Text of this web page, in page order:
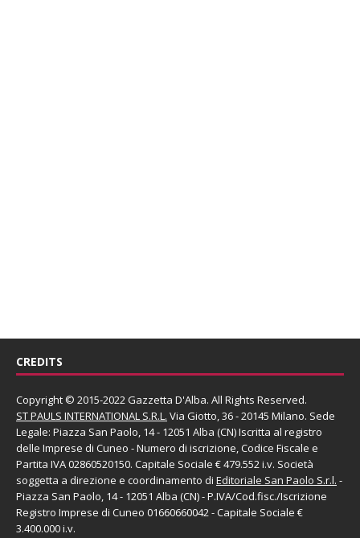
CREDITS
Copyright © 2015-2022 Gazzetta D'Alba. All Rights Reserved.
ST PAULS INTERNATIONAL S.R.L. Via Giotto, 36 - 20145 Milano. Sede
Legale: Piazza San Paolo, 14 - 12051 Alba (CN) Iscritta al registro
delle Imprese di Cuneo - Numero di iscrizione, Codice Fiscale e
Partita IVA 02860520150. Capitale Sociale € 479.552 i.v. Società
soggetta a direzione e coordinamento di Editoriale San Paolo S.r.l. -
Piazza San Paolo, 14 - 12051 Alba (CN) - P.IVA/Cod.fisc./Iscrizione
Registro Imprese di Cuneo 01660660042 - Capitale Sociale €
3.400.000 i.v.